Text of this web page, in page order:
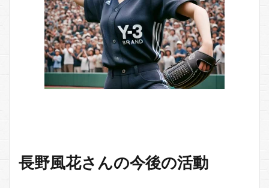
長野風花さんの今後の活動